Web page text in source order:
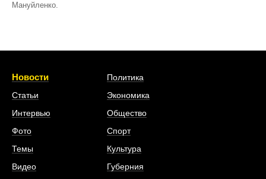
Мануйленко.
Новости
Статьи
Интервью
Фото
Темы
Видео
Политика
Экономика
Общество
Спорт
Культура
Губерния